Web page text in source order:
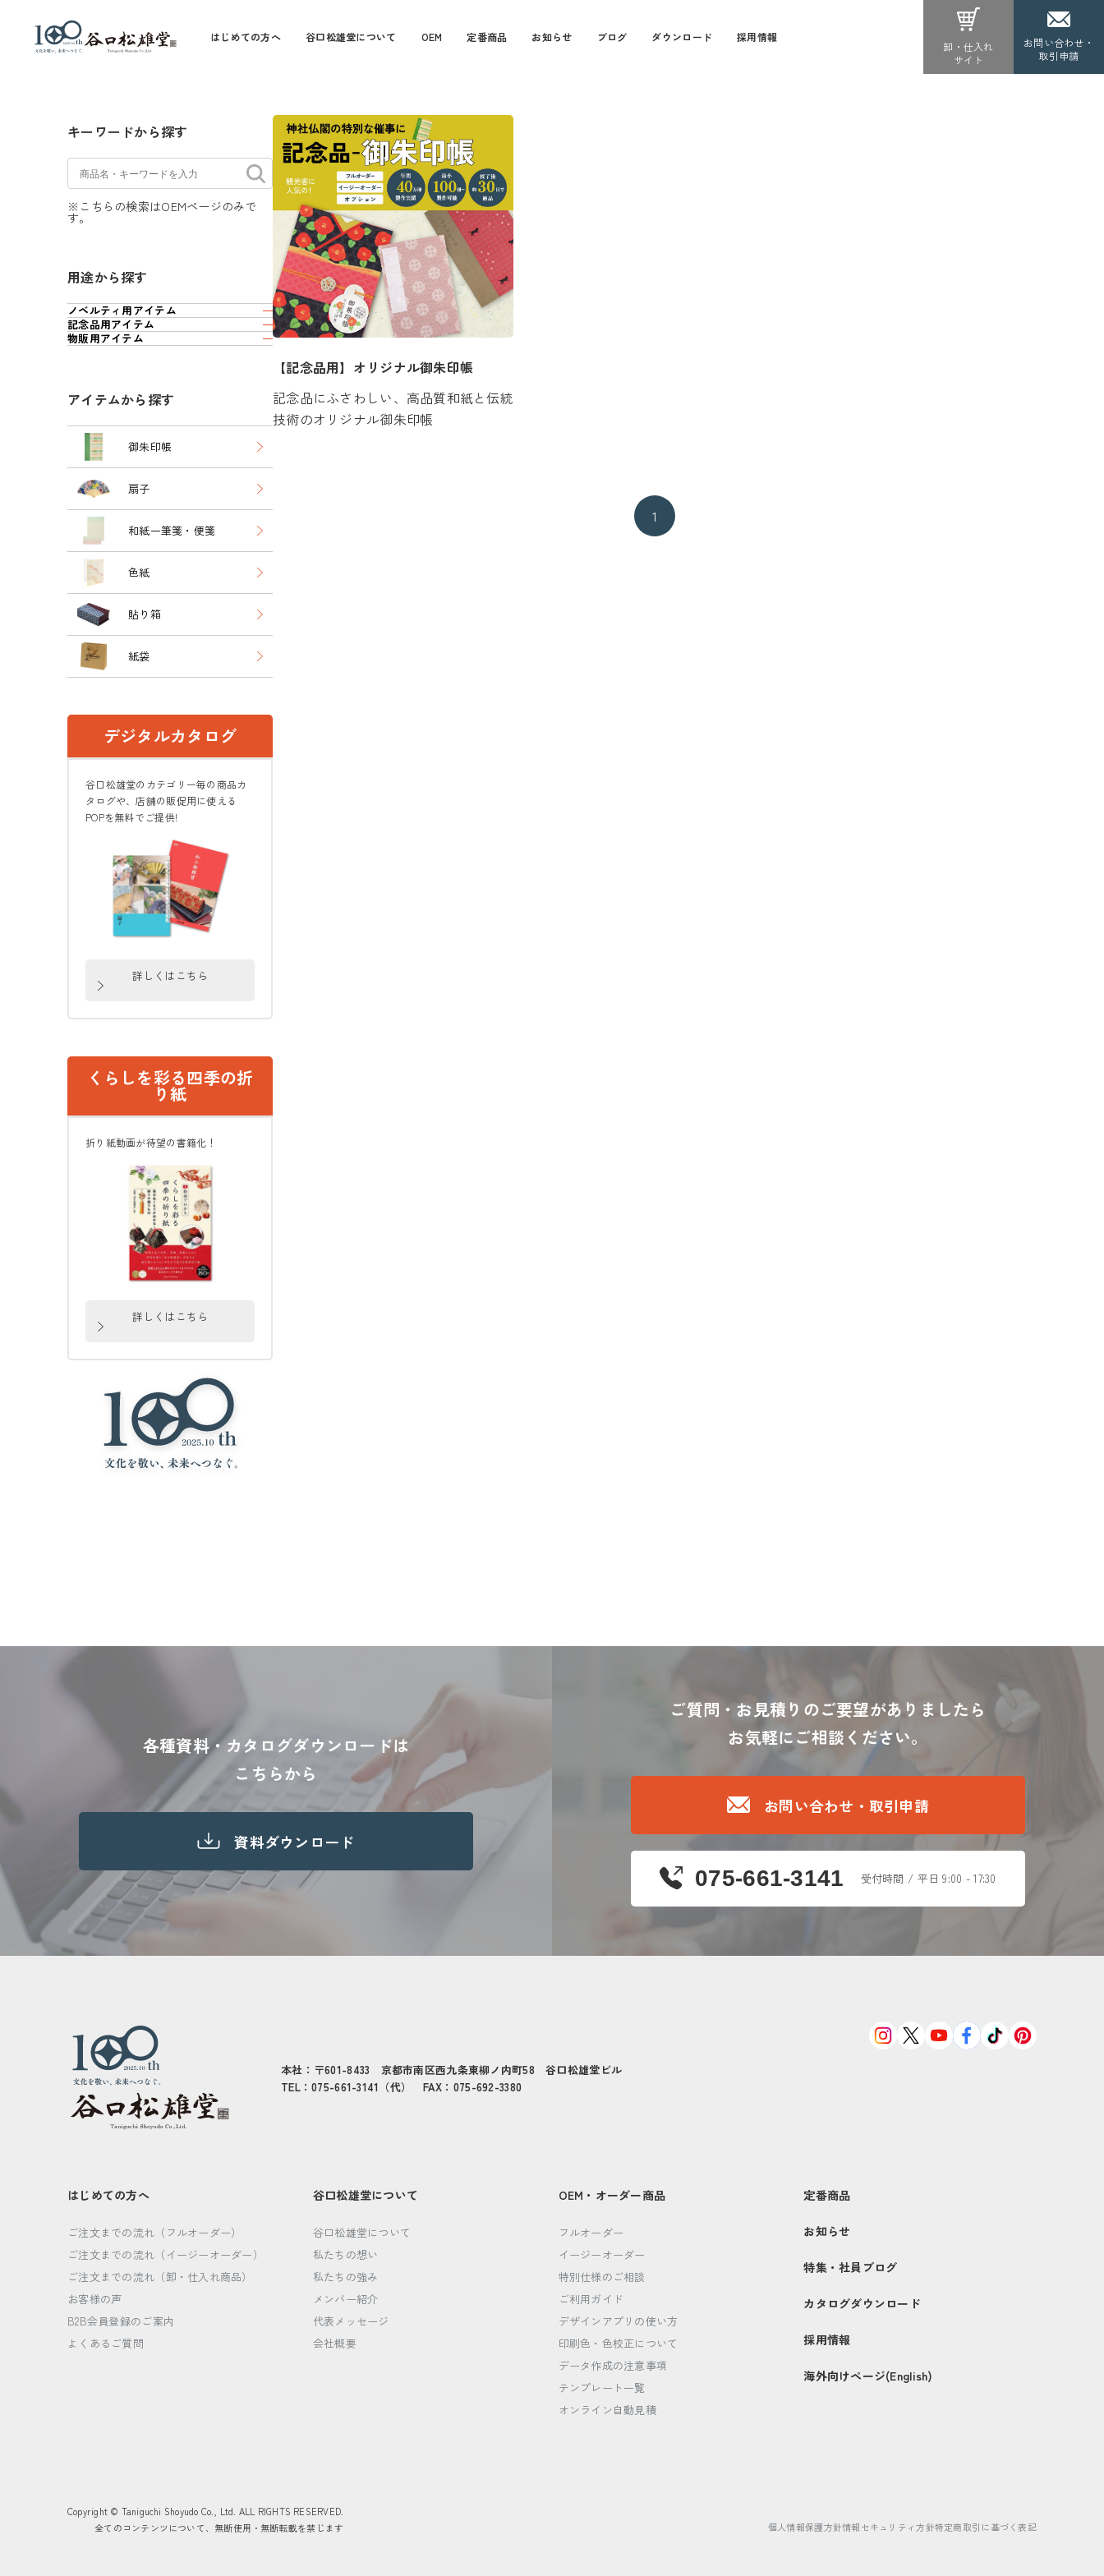
はじめての方へ 谷口松雄堂について OEM 定番商品 お知らせ ブログ ダウンロード 採用情報
卸・仕入れ
サイト
お問い合わせ・
取引申請
【記念品用】オリジナル御朱印帳
記念品にふさわしい、高品質和紙と伝統
技術のオリジナル御朱印帳
1
キーワードから探す
※こちらの検索はOEMページのみで
す。
用途から探す
ノベルティ用アイテム
記念品用アイテム
物販用アイテム
アイテムから探す
御朱印帳
扇子
和紙一筆箋・便箋
色紙
貼り箱
紙袋
デジタルカタログ
谷口松雄堂のカテゴリー毎の商品カ
タログや、店舗の販促用に使える
POPを無料でご提供!
詳しくはこちら
くらしを彩る四季の折
り紙
折り紙動画が待望の書籍化！
詳しくはこちら
各種資料・カタログダウンロードは
こちらから
資料ダウンロード
ご質問・お見積りのご要望がありましたら
お気軽にご相談ください。
お問い合わせ・取引申請
075-661-3141 受付時間 / 平日 9:00 - 17:30
本社：〒601-8433 京都市南区西九条東柳ノ内町58 谷口松雄堂ビル
TEL：075-661-3141（代） FAX：075-692-3380
はじめての方へ
ご注文までの流れ（フルオーダー）
ご注文までの流れ（イージーオーダー）
ご注文までの流れ（卸・仕入れ商品）
お客様の声
B2B会員登録のご案内
よくあるご質問
谷口松雄堂について
谷口松雄堂について
私たちの想い
私たちの強み
メンバー紹介
代表メッセージ
会社概要
OEM・オーダー商品
フルオーダー
イージーオーダー
特別仕様のご相談
ご利用ガイド
デザインアプリの使い方
印刷色・色校正について
データ作成の注意事項
テンプレート一覧
オンライン自動見積
定番商品
お知らせ
特集・社員ブログ
カタログダウンロード
採用情報
海外向けページ(English)
個人情報保護方針情報セキュリティ方針特定商取引に基づく表記
Copyright © Taniguchi Shoyudo Co., Ltd. ALL RIGHTS RESERVED.
全てのコンテンツについて、無断使用・無断転載を禁じます